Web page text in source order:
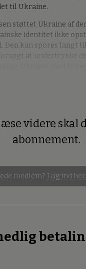
til Ukraine.
støttet Ukraine af
identitet ikke
Den kan spores langt
at undertrykke
videre skal
abonnement.
medlem? Log ind her.